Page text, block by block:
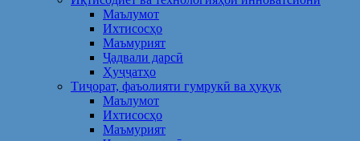
Маълумот
Ихтисосҳо
Маъмурият
Ҷадвали дарсӣ
Ҳуҷҷатҳо
Тиҷорат, фаъолияти гумрукӣ ва ҳуқуқ
Маълумот
Ихтисосҳо
Маъмурият